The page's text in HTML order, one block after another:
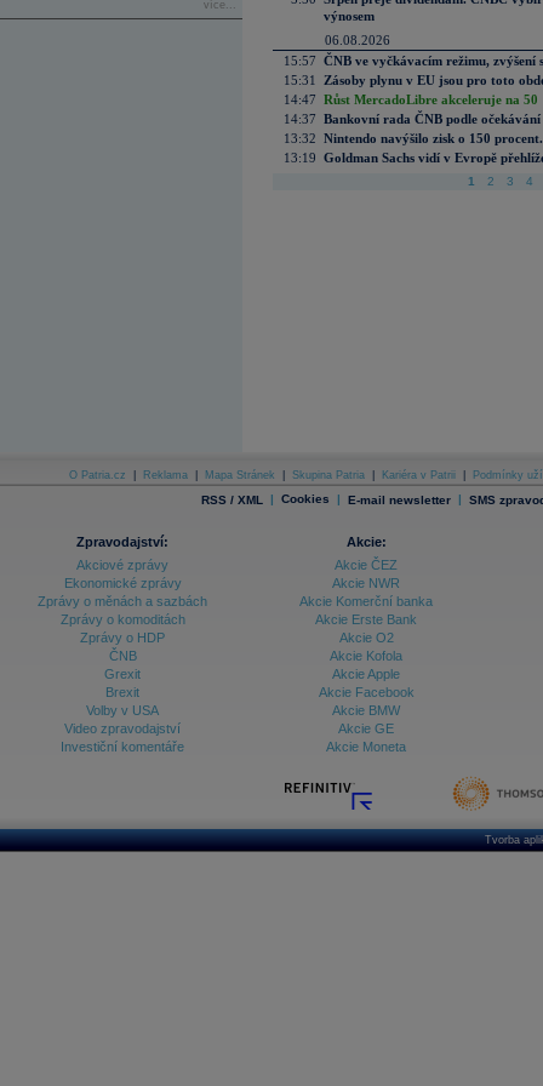
více...
výnosem
06.08.2026
15:57 ČNB ve vyčkávacím režimu, zvýšení
15:31
Zásoby plynu v EU jsou pro toto
14:47 Růst MercadoLibre akceleruje na
14:37 Bankovní rada ČNB podle
13:32 Nintendo navýšilo zisk o 150
13:19 Goldman Sachs vidí v Evropě
1 2 3 4
O Patria.cz Reklama Mapa Stránek Skupina Patria Kariéra v Patrii Podmínky
RSS / XML | Cookies | E-mail newsletter | SMS
Zpravodajství:
Akciové zprávy
Ekonomické zprávy
Zprávy o měnách a sazbách
Zprávy o komoditách
Zprávy o HDP
ČNB
Grexit
Brexit
Volby v USA
Video zpravodajství
Investiční komentáře
Akcie:
Akcie ČEZ
Akcie NWR
Akcie Komerční banka
Akcie Erste Bank
Akcie O2
Akcie Kofola
Akcie Apple
Akcie Facebook
Akcie BMW
Akcie GE
Akcie Moneta
Tvorba